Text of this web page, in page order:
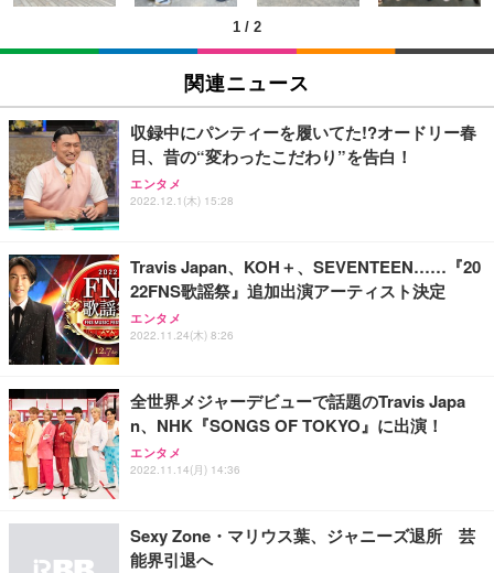
SIHOO B100 オフィスチェア／デスクチェア メッシ
ュチェア 人間工学 疲れない ブラック
￥27,999
Sezlife オフィスチェア デスクチェア 疲れない テレ
ワーク チェア 強化バックレスト 30度ロッキング機
能 人間工学 椅子 腰サポート 90度跳ね上げ式アーム
務用 おしゃれ パソコンチェア (ブラック)
Sezlife オフィスチェア デスクチェア 疲れない テレ
ワーク チェア 強化バックレスト 30度ロッキング機
能 人間工学 椅子 腰サポート 90度跳ね上げ式アーム
務用 おしゃれ パソコンチェア (ホワイト)
ANDWINT オフィスチェア デスクチェア 肘なし メ
ッシュ 通気性 ランバーサポート付き 腰サポート ガ
ス圧無段階昇降 360度回転 キャスター付き コンパク
EIZO ビジネス向けプレミアムモニター | FlexScan
￥109,572
【純正品】27"ゲーミングモニター DualSense 充電
フック付き（CFI-ZDM1J）
【整備済み品】Dell E2724HS 27インチ 液晶モニタ
ー フルHD（1920×1080）VA 非光沢 HDMI/DisplayP
ort/VGA スピーカー内蔵 高さ調整 スイベル VESA対
【MiniLED/24.5inch/280Hz/FHD】GRAPHT THE S
HOOTER Gaming Monitor 24” Essential ゲーミン
グモニター QD 24.5インチ 1ms FHD 量子ドット 残
Amazonベーシック ペットシーツ 厚型 ワイド 42枚
x2袋(84枚) ホワイト(吸収面:ライトブルー)
￥3,234
ネオ・ルーライフ ネオ・オムツ L 中型犬用 26枚入
り 単品
Smart Basic(スマートベーシック) 【Amazon.co.jp
限定】 Smart Basic アイリスオーヤマ ペットシーツ
超厚型 お徳用 ワイド 100枚入 (x 1) (ケース販売)
アイリスオーヤマ ペットシーツ 超厚型 お徳用 レギ
ュラー 200枚入【Amazon.co.jp限定】
1 / 2
関連ニュース
収録中にパンティーを履いてた!?オードリー春
日、昔の“変わったこだわり”を告白！
エンタメ
2022.12.1(木) 15:28
Travis Japan、KOH＋、SEVENTEEN……『20
22FNS歌謡祭』追加出演アーティスト決定
エンタメ
2022.11.24(木) 8:26
全世界メジャーデビューで話題のTravis Japa
n、NHK『SONGS OF TOKYO』に出演！
エンタメ
2022.11.14(月) 14:36
Sexy Zone・マリウス葉、ジャニーズ退所 芸
能界引退へ